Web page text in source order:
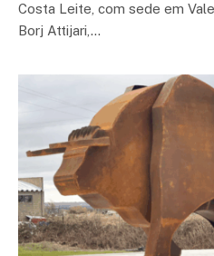
Costa Leite, com sede em
Borj Attijari,…